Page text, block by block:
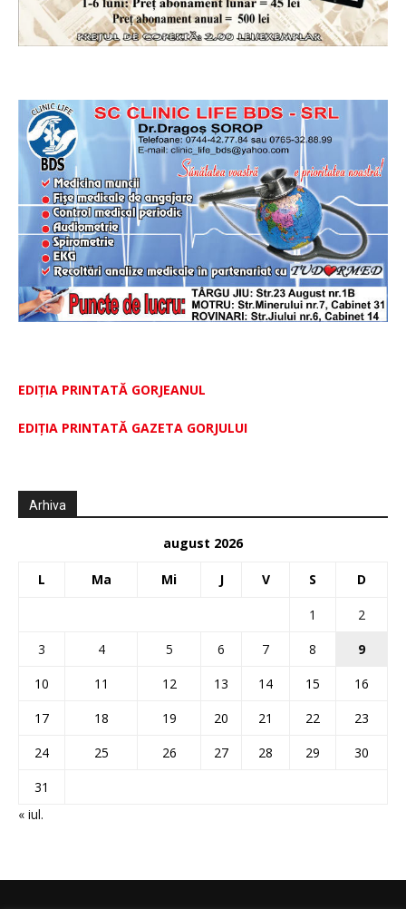
EDIȚIA PRINTATĂ GORJEANUL
EDIŢIA PRINTATĂ GAZETA GORJULUI
Arhiva
august 2026
L Ma Mi J V S D
1
2
3
4 5 6 7 8
9
10
11 12 13 14 15
16
17
18 19 20 21 22
23
24
25 26 27 28 29
30
31
« iul.